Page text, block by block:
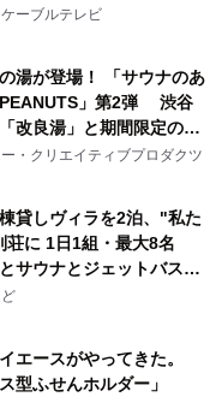
と秋田の四季と名所を巡
～ 9月1日(火)秋田県内で
ーブルテレビ
湯が登場！ 「サウナのあ
PEANUTS」第2弾 渋谷
改良湯」と期間限定のコ
ン サウナイキタイコラ
売決定！
・クリエイティブプロダクツ
貸しヴィラを2泊、"私た
荘に 1日1組・最大8名
サウナとジェットバス付
Temps AWAJIの連泊
エースがやってきた。
型ふせんホルダー」